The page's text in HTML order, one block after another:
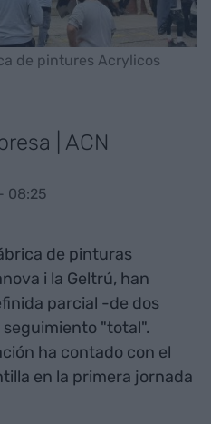
de pintures Acrylicos
| ACN
08:25
de pinturas
i la Geltrú, han
parcial -de dos
"total".
ha contado con el
en la primera jornada